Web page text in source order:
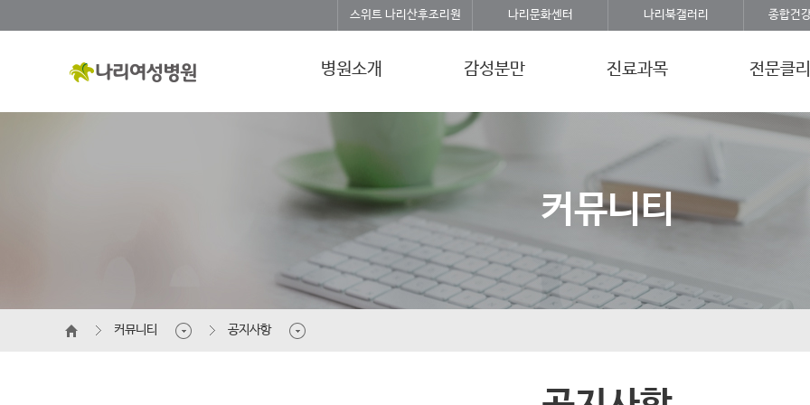
스위트 나리산후조리원 나리문화센터 나리북갤러리 종합건
병원소개 감성분만 진료과목 전문클
커뮤니티
커뮤니티 공지사항